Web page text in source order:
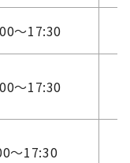
～17:30
～17:30
～17:30